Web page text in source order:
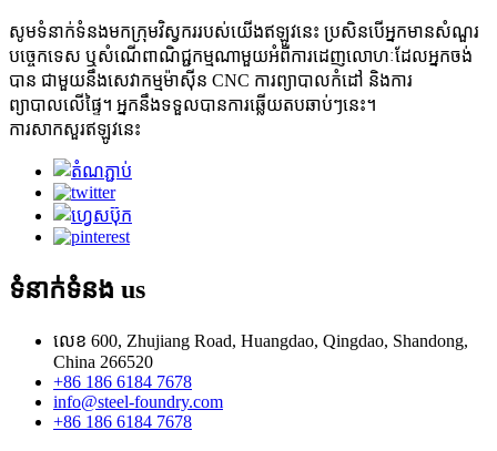
សូមទំនាក់ទំនងមកក្រុមវិស្វកររបស់យើងឥឡូវនេះ ប្រសិនបើអ្នកមានសំណួរ
បច្ចេកទេស ឬសំណើពាណិជ្ជកម្មណាមួយអំពីការដេញលោហៈដែលអ្នកចង់
បាន ជាមួយនឹងសេវាកម្មម៉ាស៊ីន CNC ការព្យាបាលកំដៅ និងការ
ព្យាបាលលើផ្ទៃ។ អ្នកនឹងទទួលបានការឆ្លើយតបឆាប់ៗនេះ។
ការសាកសួរឥឡូវនេះ
ទំនាក់ទំនង us
លេខ 600, Zhujiang Road, Huangdao, Qingdao, Shandong,
China 266520
+86 186 6184 7678
info@steel-foundry.com
+86 186 6184 7678